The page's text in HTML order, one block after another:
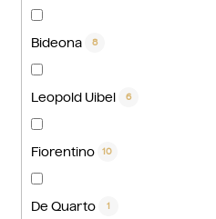
Bideona 8
Leopold Uibel 6
Fiorentino 10
De Quarto 1